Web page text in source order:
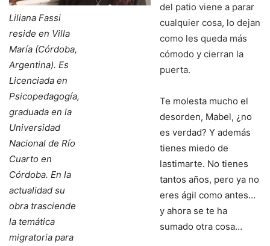
Liliana Fassi
reside en Villa
María (Córdoba,
Argentina). Es
Licenciada en
Psicopedagogía,
graduada en la
Universidad
Nacional de Río
Cuarto en
Córdoba. En la
actualidad su
obra trasciende
la temática
migratoria para
del patio viene a parar
cualquier cosa, lo dejan
como les queda más
cómodo y cierran la
puerta.
Te molesta mucho el
desorden, Mabel, ¿no
es verdad? Y además
tienes miedo de
lastimarte. No tienes
tantos años, pero ya no
eres ágil como antes…
y ahora se te ha
sumado otra cosa…